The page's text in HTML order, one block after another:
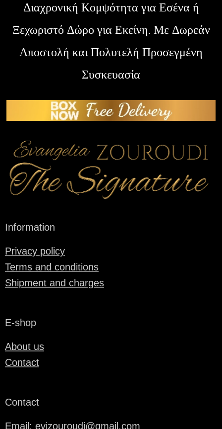
Διαχρονική Κομψότητα για Εσένα ή
Ξεχωριστό Δώρο για Εκείνη. Με Δωρεάν
Αποστολή και Πολυτελή Προσεγμένη
Συσκευασία
Information
Privacy policy
Terms and conditions
Shipment and charges
E-shop
About us
Contact
Contact
Email: evizouroudi@gmail.com